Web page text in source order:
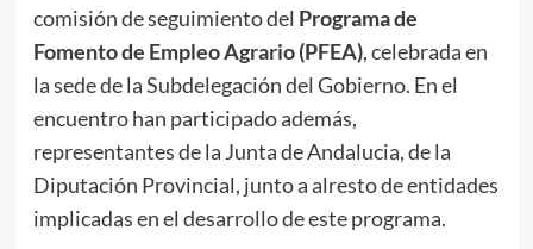
comisión de seguimiento del Programa de
Fomento de Empleo Agrario (PFEA), celebrada en
la sede de la Subdelegación del Gobierno. En el
encuentro han participado además,
representantes de la Junta de Andalucia, de la
Diputación Provincial, junto a alresto de entidades
implicadas en el desarrollo de este programa.